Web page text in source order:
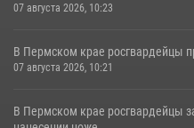
07 августа 2026, 10:23
В Пермском крае росгвардейцы
07 августа 2026, 10:21
В Пермском крае росгвардейцы